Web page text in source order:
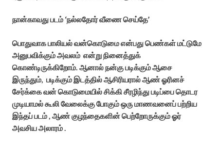
நான்காவது படம் ‘நல்லதோர் வீணை செய்தே’
பொதுவாக பாலியல் வன்கொடுமை என்பது பெண்கள் மட்டுமே
அனுபவிக்கும் அவலம் என்று நினைத்துக்
கொண்டிருக்கிறோம். ஆனால் நன்கு படிக்கும் ஆசை
இருந்தும், படிக்கும் இடத்தில் ஆசிரியரால் ஆண் ஓரினச்
சேர்க்கை வன் கொடுமையில் சிக்கி சீரழிந்து படிப்பை தொடர
முடியாமல் கூலி வேலைக்கு போகும் ஒரு மாணவனைப் பற்றிய
இந்தப் படம் , ஆண் குழந்தைகளின் பெற்றோருக்கும் ஓர்
அவசிய அலாரம் .